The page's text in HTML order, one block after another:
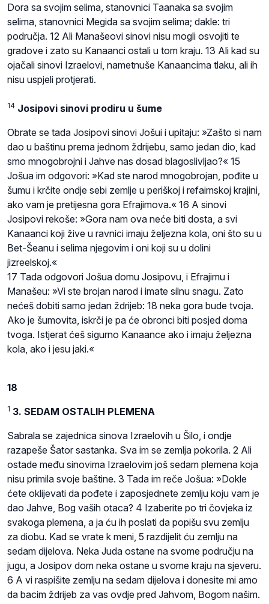
Dora sa svojim selima, stanovnici Taanaka sa svojim
selima, stanovnici Megida sa svojim selima; dakle: tri
područja. 12 Ali Manašeovi sinovi nisu mogli osvojiti te
gradove i zato su Kanaanci ostali u tom kraju. 13 Ali kad su
ojačali sinovi Izraelovi, nametnuše Kanaancima tlaku, ali ih
nisu uspjeli protjerati.
14 Josipovi sinovi prodiru u šume
Obrate se tada Josipovi sinovi Jošui i upitaju: »Zašto si nam
dao u baštinu prema jednom ždrijebu, samo jedan dio, kad
smo mnogobrojni i Jahve nas dosad blagoslivljao?« 15
Jošua im odgovori: »Kad ste narod mnogobrojan, pođite u
šumu i krčite ondje sebi zemlje u periškoj i refaimskoj krajini,
ako vam je pretijesna gora Efrajimova.« 16 A sinovi
Josipovi rekoše: »Gora nam ova neće biti dosta, a svi
Kanaanci koji žive u ravnici imaju željezna kola, oni što su u
Bet-Šeanu i selima njegovim i oni koji su u dolini
jizreelskoj.«
17 Tada odgovori Jošua domu Josipovu, i Efrajimu i
Manašeu: »Vi ste brojan narod i imate silnu snagu. Zato
nećeš dobiti samo jedan ždrijeb: 18 neka gora bude tvoja.
Ako je šumovita, iskrči je pa će obronci biti posjed doma
tvoga. Istjerat ćeš sigurno Kanaance ako i imaju željezna
kola, ako i jesu jaki.«
18
1 3. SEDAM OSTALIH PLEMENA
Sabrala se zajednica sinova Izraelovih u Šilo, i ondje
razapeše Šator sastanka. Sva im se zemlja pokorila. 2 Ali
ostade među sinovima Izraelovim još sedam plemena koja
nisu primila svoje baštine. 3 Tada im reče Jošua: »Dokle
ćete oklijevati da pođete i zaposjednete zemlju koju vam je
dao Jahve, Bog vaših otaca? 4 Izaberite po tri čovjeka iz
svakoga plemena, a ja ću ih poslati da popišu svu zemlju
za diobu. Kad se vrate k meni, 5 razdijelit ću zemlju na
sedam dijelova. Neka Juda ostane na svome području na
jugu, a Josipov dom neka ostane u svome kraju na sjeveru.
6 A vi raspišite zemlju na sedam dijelova i donesite mi amo
da bacim ždrijeb za vas ovdje pred Jahvom, Bogom našim.